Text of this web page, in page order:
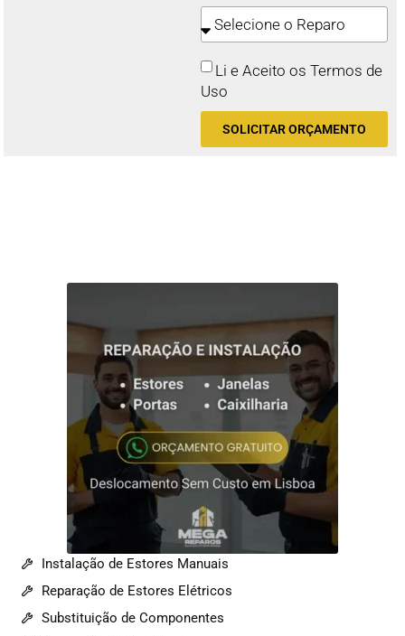
Li e Aceito os Termos de
Uso
SOLICITAR ORÇAMENTO
Instalação de Estores Manuais
Reparação de Estores Elétricos
Substituição de Componentes